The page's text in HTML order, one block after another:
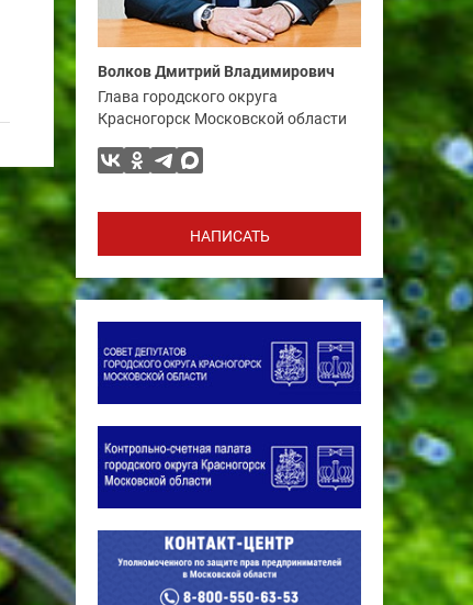
Волков Дмитрий Владимирович
Глава городского округа
Красногорск Московской области
НАПИСАТЬ